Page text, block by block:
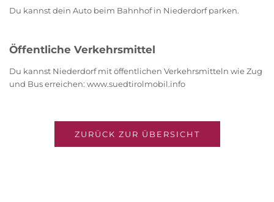
Du kannst dein Auto beim Bahnhof in Niederdorf parken.
Öffentliche Verkehrsmittel
Du kannst Niederdorf mit öffentlichen Verkehrsmitteln wie Zug
und Bus erreichen: www.suedtirolmobil.info
ZURÜCK ZUR ÜBERSICHT